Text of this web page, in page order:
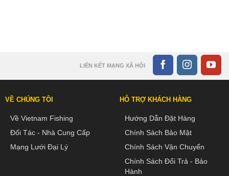
LIÊN KẾT MẠNG XÃ HỘI
VỀ CHÚNG TÔI
Về Vietnam Fishing
Đối Tác - Nhà Cung Cấp
Mạng Lưới Đại Lý
HỖ TRỢ KHÁCH HÀNG
Hướng Dẫn Đặt Hàng
Chính Sách Bảo Mật
Chính Sách Vận Chuyển
Chính Sách Đổi Trả - Bảo
Hành